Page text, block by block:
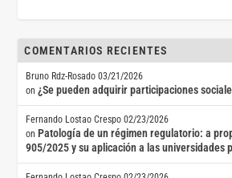
COMENTARIOS RECIENTES
Bruno Rdz-Rosado 03/21/2026
on¿Se pueden adquirir participaciones
Fernando Lostao Crespo 02/23/2026
on Patología de un régimen regulatorio: a
905/2025 y su aplicación a las universidades